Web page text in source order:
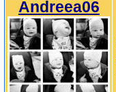
Andreea06